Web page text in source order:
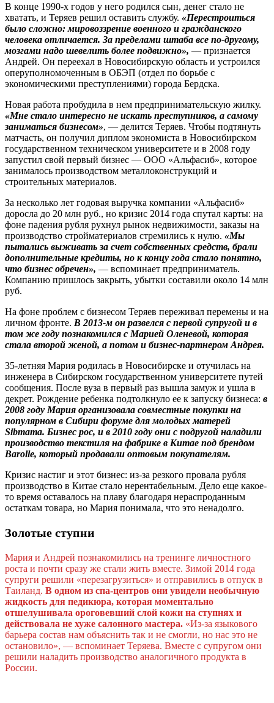
В конце 1990-х годов у него родился сын, денег стало не
хватать, и Теряев решил оставить службу. «Перестроиться
было сложно: мировоззрение военного и гражданского
человека отличается. За пределами штаба все по-другому,
мозгами надо шевелить более подвижно», — признается
Андрей. Он переехал в Новосибирскую область и устроился
оперуполномоченным в ОБЭП (отдел по борьбе с
экономическими преступлениями) города Бердска.
Новая работа пробудила в нем предпринимательскую жилку.
«Мне стало интересно не искать преступников, а самому
заниматься бизнесом», — делится Теряев. Чтобы подтянуть
матчасть, он получил диплом экономиста в Новосибирском
государственном техническом университете и в 2008 году
запустил свой первый бизнес — ООО «Альфасиб», которое
занималось производством металлоконструкций и
строительных материалов.
За несколько лет годовая выручка компании «Альфасиб»
доросла до 20 млн руб., но кризис 2014 года спутал карты: на
фоне падения рубля рухнул рынок недвижимости, заказы на
производство стройматериалов стремились к нулю. «Мы
пытались выживать за счет собственных средств, брали
дополнительные кредиты, но к концу года стало понятно,
что бизнес обречен», — вспоминает предприниматель.
Компанию пришлось закрыть, убытки составили около 14 млн
руб.
На фоне проблем с бизнесом Теряев переживал перемены и на
личном фронте. В 2013-м он развелся с первой супругой и в
том же году познакомился с Марией Оленевой, которая
стала второй женой, а потом и бизнес-партнером Андрея.
35-летняя Мария родилась в Новосибирске и отучилась на
инженера в Сибирском государственном университете путей
сообщения. После вуза в первый раз вышла замуж и ушла в
декрет. Рождение ребенка подтолкнуло ее к запуску бизнеса: в
2008 году Мария организовала совместные покупки на
популярном в Сибири форуме для молодых матерей
Sibmama. Бизнес рос, и в 2010 году они с подругой наладили
производство текстиля на фабрике в Китае под брендом
Barolle, который продавали оптовым покупателям.
Кризис настиг и этот бизнес: из-за резкого провала рубля
производство в Китае стало нерентабельным. Дело еще какое-
то время оставалось на плаву благодаря нераспроданным
остаткам товара, но Мария понимала, что это ненадолго.
Золотые ступни
Мария и Андрей познакомились на тренинге личностного
роста и почти сразу же стали жить вместе. Зимой 2014 года
супруги решили «перезагрузиться» и отправились в отпуск в
Таиланд. В одном из спа-центров они увидели необычную
жидкость для педикюра, которая моментально
отшелушивала ороговевший слой кожи на ступнях и
действовала не хуже салонного мастера. «Из-за языкового
барьера состав нам объяснить так и не смогли, но нас это не
остановило», — вспоминает Теряева. Вместе с супругом они
решили наладить производство аналогичного продукта в
России.